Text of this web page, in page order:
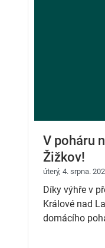
V poháru
Žižkov!
úterý, 4. srpna.
Díky výhře v
Králové nad
domácího